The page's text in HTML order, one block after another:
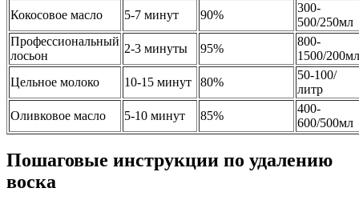
Кокосовое масло 5-7 минут 90%
300-
500/250мл
Профессиональный
лосьон
2-3 минуты 95%
800-
1500/200мл
Цельное молоко
10-15 минут 80%
50-100/
литр
Оливковое масло
5-10 минут 85%
400-
600/500мл
Пошаговые инструкции по удалению
воска